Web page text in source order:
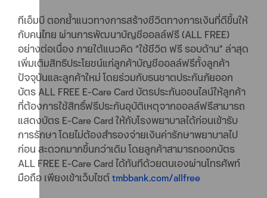
ทีเอ็มบี ตอกย้ำแนวทางการสร้างชีวิตทางการเงินที่ดีขึ้นให้
กับคนไทย ผ่านการพัฒนาบัญชีออลล์ฟรี (ALL FREE)
อย่างต่อเนื่อง ภายใต้แนวคิด “ใช้ชีวิต ฟรี รอบด้าน” ล่าสุด
เพิ่มเติมสิทธิประโยชน์แก่ลูกค้าบัญชีออลล์ฟรีทั้งลูกค้า
ปัจจุบันและลูกค้าใหม่ โดยร่วมกับธนชาตประกันภัยออก
บัตร ALL FREE E-Care Card บัตรประกันออนไลน์ให้ลูกค้า
ที่ต้องการใช้สิทธิ์ฟรีประกันอุบัติเหตุจากออลล์ฟรีสามารถ
แสดงบัตร E-Care Card ให้กับโรงพยาบาลได้ก่อนเข้ารับ
การรักษา โดยไม่ต้องสำรองจ่ายเงินค่ารักษาพยาบาลไป
ก่อน สะดวกมากขึ้นกว่าเดิม โดยลูกค้าสามารถออกบัตร
ALL FREE E-Care Card ได้ทันทีด้วยตนเองผ่านโทรศัพท์
มือถือ เพียงเข้าเว็บไซต์tmbbank.com/allfree